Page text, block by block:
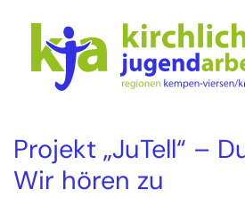
Projekt „JuTell“ –
Wir hören zu